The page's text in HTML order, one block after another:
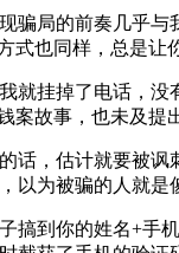
骗局的前奏几乎
式也同样，总是
就挂掉了电话，
案故事，也未及提
话，估计就要被
以为被骗的人就是
搞到你的姓名+手